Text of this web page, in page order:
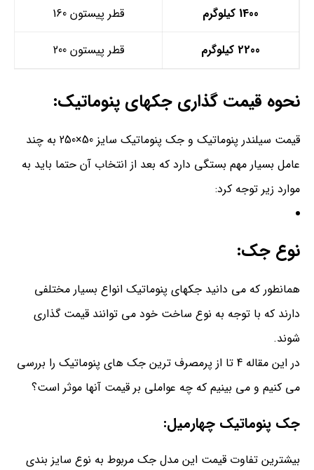
1400 کیلوگرم قطر پیستون 160
2200 کیلوگرم قطر پیستون 200
نحوه قیمت گذاری جکهای پنوماتیک:
قیمت سیلندر پنوماتیک و جک پنوماتیک سایز 50×250 به چند
عامل بسیار مهم بستگی دارد که بعد از انتخاب آن حتما باید به
موارد زیر توجه کرد:
نوع جک:
همانطور که می دانید جکهای پنوماتیک انواع بسیار مختلفی
دارند که با توجه به نوع ساخت خود می توانند قیمت گذاری
شوند.
در این مقاله 4 تا از پرمصرف ترین جک های پنوماتیک را بررسی
می کنیم و می بینیم که چه عواملی بر قیمت آنها موثر است؟
جک پنوماتیک چهارمیل:
بیشترین تفاوت قیمت این مدل جک مربوط به نوع سایز بندی